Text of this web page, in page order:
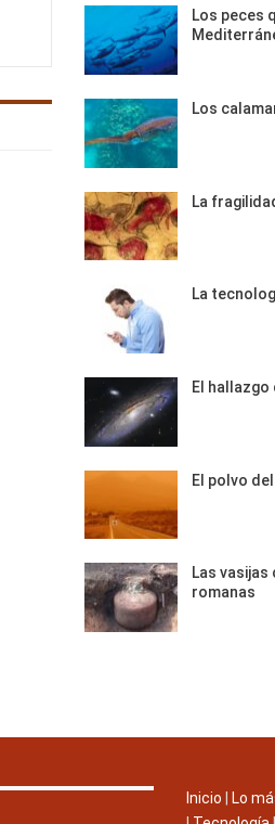
Los peces
Los
La
La
El hallazgo
El polvo
Las
romanas
Inicio Lo